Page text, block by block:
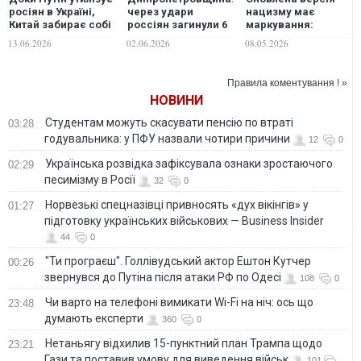
росіян в Україні,
Китай забирає собі
бою, - The Hill
13.06.2026
через удари
россіян загинули 6
рятувальник, ще 36
02.06.2026
нацизму має
маркування:
России", -
08.05.2026
Правила коментування ! »
НОВИНИ
03:28
Студентам можуть скасувати пенсію по втраті
годувальника: у ПФУ назвали чотири причини
12 0
02:29
Українська розвідка зафіксувала ознаки зростаючого
песимізму в Росії
32 0
01:27
Норвезькі спецназівці привносять «дух вікінгів» у
підготовку українських військових — Business Insider
44 0
00:26
"Ти програєш". Голлівудський актор Ештон Кутчер
звернувся до Путіна після атаки РФ по Одесі
108 0
23:48
Чи варто на телефонi вимикати Wi-Fi на ніч: ось що
думають експерти
360 0
23:21
Нетаньягу відхилив 15-пунктний план Трампа щодо